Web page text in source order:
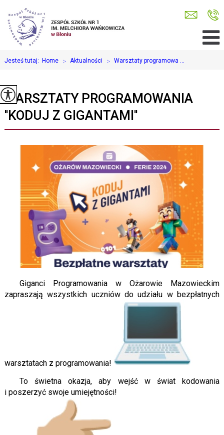
Jesteś tutaj: Home > Aktualności > Warsztaty programowa ...
WARSZTATY PROGRAMOWANIA
''KODUJ Z GIGANTAMI''
Giganci Programowania w Ożarowie Mazowieckim
zapraszają wszystkich uczniów do udziału w bezpłatnych
warsztatach z programowania!
To świetna okazja, aby wejść w świat kodowania
i poszerzyć swoje umiejętności!